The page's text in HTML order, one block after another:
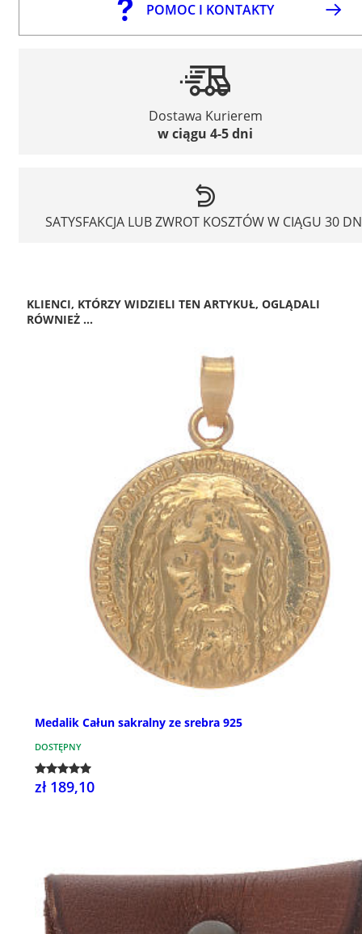
POMOC I KONTAKTY
Dostawa Kurierem
w ciągu 4-5 dni
SATYSFAKCJA LUB ZWROT KOSZTÓW W CIĄGU 30
KLIENCI, KTÓRZY WIDZIELI TEN ARTYKUŁ, OGLĄDALI
RÓWNIEŻ ...
Medalik Całun sakralny ze srebra 925
DOSTĘPNY
zł 189,10